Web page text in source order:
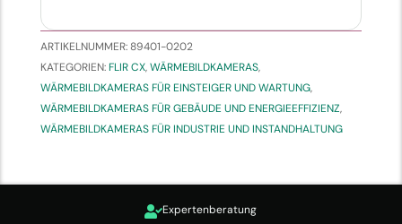
ARTIKELNUMMER:89401-0202
KATEGORIEN:FLIR CX,WÄRMEBILDKAMERAS,
WÄRMEBILDKAMERAS FÜR EINSTEIGER UND WARTUNG,
WÄRMEBILDKAMERAS FÜR GEBÄUDE UND ENERGIEEFFIZIENZ,
WÄRMEBILDKAMERAS FÜR INDUSTRIE UND INSTANDHALTUNG
Expertenberatung